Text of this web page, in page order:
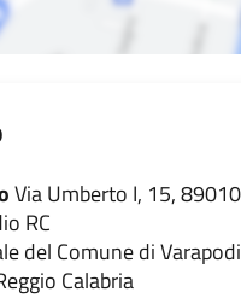
Via Umberto I, 15, 89010
RC
del Comune di
Calabria